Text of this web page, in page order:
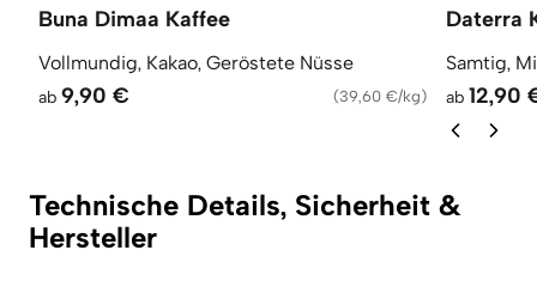
Buna Dimaa Kaffee
Vollmundig, Kakao, Geröstete Nüsse
ab 9,90 € (39,60 €/kg)
Daterra
Samtig,
ab 12,90
Technische Details, Sicherheit &
Hersteller